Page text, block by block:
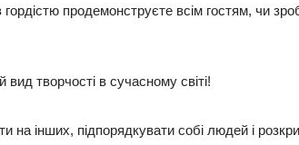
продемонструєте всім гостям, чи
творчості в сучасному світі!
інших, підпорядкувати собі людей і